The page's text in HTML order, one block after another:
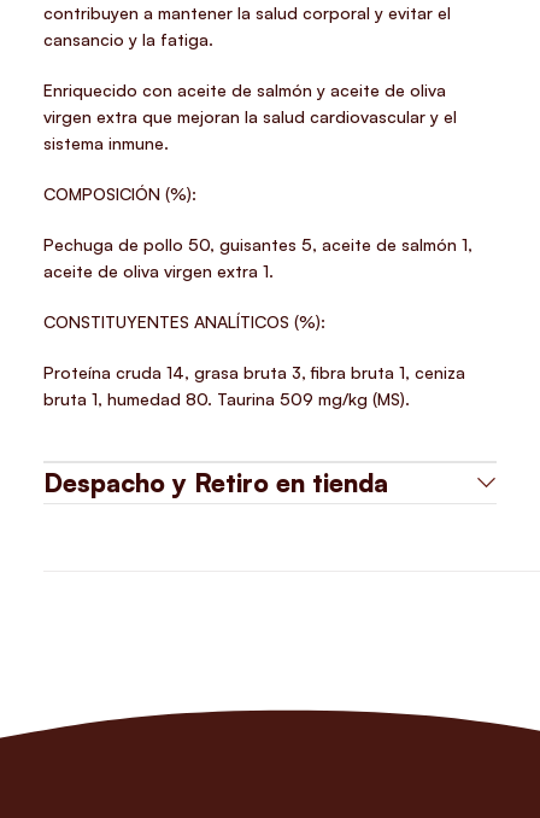
contribuyen a mantener la salud corporal y evitar el
cansancio y la fatiga.
Enriquecido con aceite de salmón y aceite de oliva
virgen extra que mejoran la salud cardiovascular y el
sistema inmune.
COMPOSICIÓN (%):
Pechuga de pollo 50, guisantes 5, aceite de salmón 1,
aceite de oliva virgen extra 1.
CONSTITUYENTES ANALÍTICOS (%):
Proteína cruda 14, grasa bruta 3, fibra bruta 1, ceniza
bruta 1, humedad 80. Taurina 509 mg/kg (MS).
Despacho y Retiro en tienda